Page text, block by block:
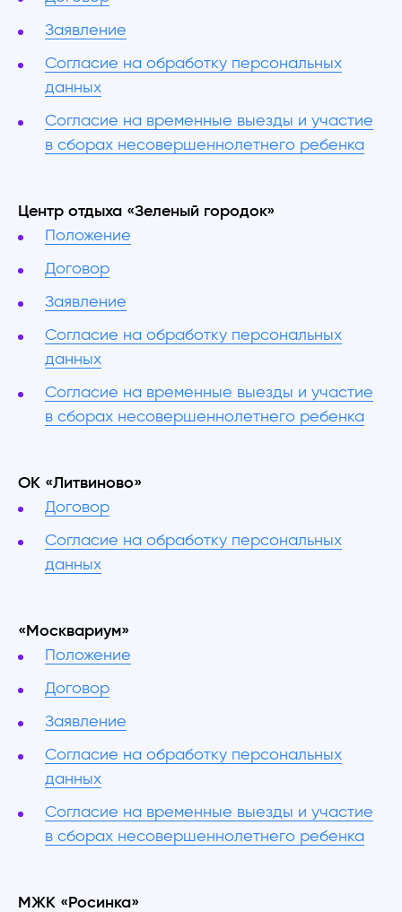
Заявление
Согласие на обработку персональных
данных
Согласие на временные выезды и участие
в сборах несовершеннолетнего ребенка
Центр отдыха «Зеленый городок»
Положение
Договор
Заявление
Согласие на обработку персональных
данных
Согласие на временные выезды и участие
в сборах несовершеннолетнего ребенка
OK «Литвиново»
Договор
Согласие на обработку персональных
данных
«Москвариум»
Положение
Договор
Заявление
Согласие на обработку персональных
данных
Согласие на временные выезды и участие
в сборах несовершеннолетнего ребенка
МЖК «Росинка»